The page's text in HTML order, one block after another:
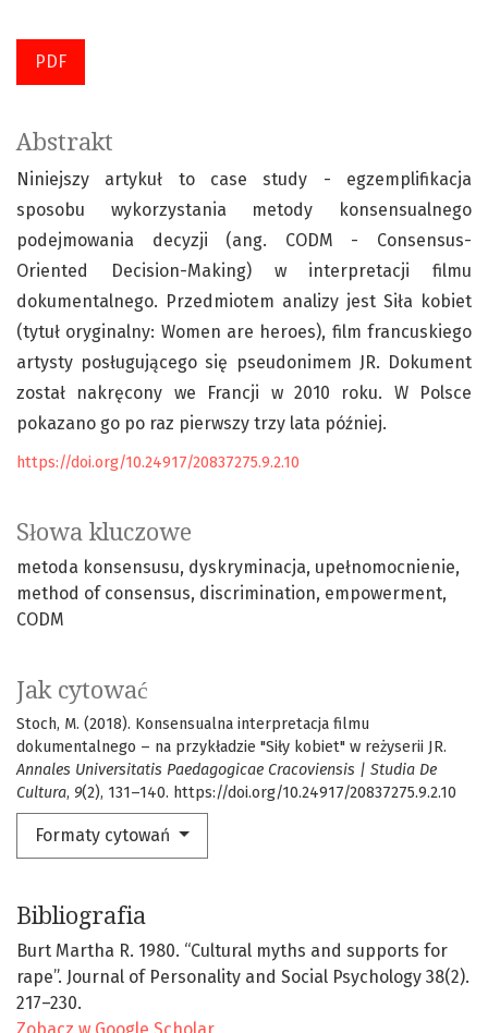
PDF
Słowa kluczowe
metoda konsensusu dyskryminacja upełnomocnienie
method of consensus discrimination empowerment
CODM
Jak cytować
Stoch, M. (2018). Konsensualna interpretacja filmu
dokumentalnego – na przykładzie "Siły kobiet" w reżyserii JR.
Annales Universitatis Paedagogicae Cracoviensis | Studia De
Cultura, 9(2), 131–140. https://doi.org/10.24917/20837275.9.2.10
Formaty cytowań
Abstrakt
Niniejszy artykuł to case study - egzemplifikacja
sposobu wykorzystania metody konsensualnego
podejmowania decyzji (ang. CODM - Consensus-
Oriented Decision-Making) w interpretacji filmu
dokumentalnego. Przedmiotem analizy jest Siła kobiet
(tytuł oryginalny: Women are heroes), film francuskiego
artysty posługującego się pseudonimem JR. Dokument
został nakręcony we Francji w 2010 roku. W Polsce
pokazano go po raz pierwszy trzy lata później.
https://doi.org/10.24917/20837275.9.2.10
Bibliografia
Burt Martha R. 1980. “Cultural myths and supports for
rape”. Journal of Personality and Social Psychology 38(2).
217–230.